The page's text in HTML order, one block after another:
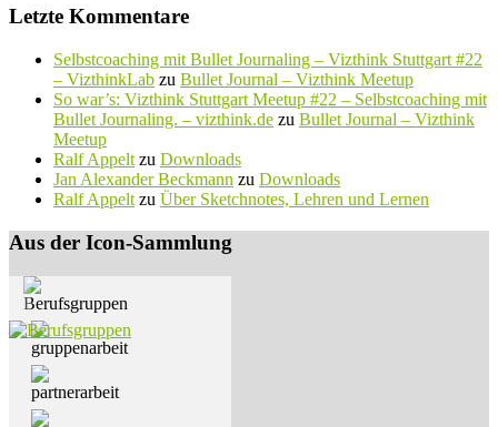
Letzte Kommentare
Selbstcoaching mit Bullet Journaling – Vizthink Stuttgart #22
– VizthinkLab zu Bullet Journal – Vizthink Meetup
So war’s: Vizthink Stuttgart Meetup #22 – Selbstcoaching mit
Bullet Journaling. – vizthink.de zu Bullet Journal – Vizthink
Meetup
Ralf Appelt zu Downloads
Jan Alexander Beckmann zu Downloads
Ralf Appelt zu Über Sketchnotes, Lehren und Lernen
Aus der Icon-Sammlung